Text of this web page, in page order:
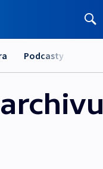
Podcasty